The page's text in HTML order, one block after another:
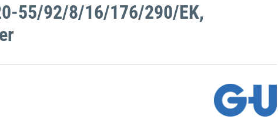
55/92/8/16/176/290/EK,